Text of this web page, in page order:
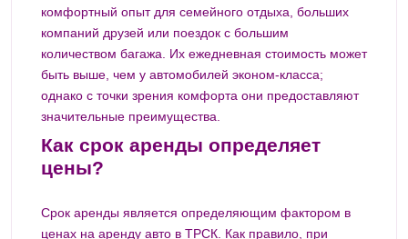
комфортный опыт для семейного отдыха, больших
компаний друзей или поездок с большим
количеством багажа. Их ежедневная стоимость может
быть выше, чем у автомобилей эконом-класса;
однако с точки зрения комфорта они предоставляют
значительные преимущества.
Как срок аренды определяет
цены?
Срок аренды является определяющим фактором в
ценах на аренду авто в ТРСК. Как правило, при